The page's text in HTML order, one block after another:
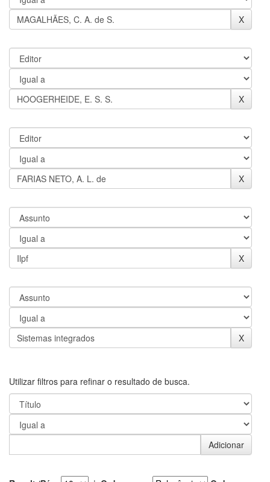
Utilizar filtros para refinar o resultado de busca.